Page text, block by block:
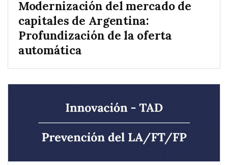
Modernización del mercado de
capitales de Argentina:
Profundización de la oferta
automática